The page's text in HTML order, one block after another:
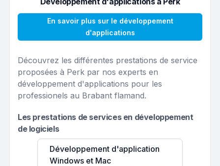
En savoir plus sur le développement
d'applications
Découvrez les différentes prestations de service
proposées à Perk par nos experts en
développement d'applications pour les
professionels au Brabant flamand.
Les prestations de services en développement
de logiciels
Développement d'application
Windows et Mac